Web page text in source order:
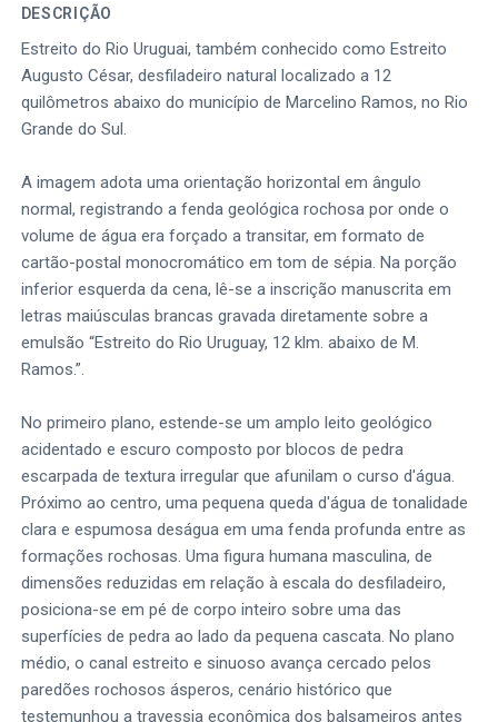
DESCRIÇÃO
Estreito do Rio Uruguai, também conhecido como Estreito
Augusto César, desfiladeiro natural localizado a 12
quilômetros abaixo do município de Marcelino Ramos, no Rio
Grande do Sul.
A imagem adota uma orientação horizontal em ângulo
normal, registrando a fenda geológica rochosa por onde o
volume de água era forçado a transitar, em formato de
cartão-postal monocromático em tom de sépia. Na porção
inferior esquerda da cena, lê-se a inscrição manuscrita em
letras maiúsculas brancas gravada diretamente sobre a
emulsão “Estreito do Rio Uruguay, 12 klm. abaixo de M.
Ramos.”.
No primeiro plano, estende-se um amplo leito geológico
acidentado e escuro composto por blocos de pedra
escarpada de textura irregular que afunilam o curso d'água.
Próximo ao centro, uma pequena queda d'água de tonalidade
clara e espumosa deságua em uma fenda profunda entre as
formações rochosas. Uma figura humana masculina, de
dimensões reduzidas em relação à escala do desfiladeiro,
posiciona-se em pé de corpo inteiro sobre uma das
superfícies de pedra ao lado da pequena cascata. No plano
médio, o canal estreito e sinuoso avança cercado pelos
paredões rochosos ásperos, cenário histórico que
testemunhou a travessia econômica dos balsameiros antes